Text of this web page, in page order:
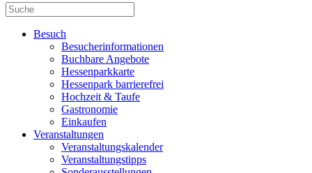
Besuch
Besucherinformationen
Buchbare Angebote
Hessenparkkarte
Hessenpark barrierefrei
Hochzeit & Taufe
Gastronomie
Einkaufen
Veranstaltungen
Veranstaltungskalender
Veranstaltungstipps